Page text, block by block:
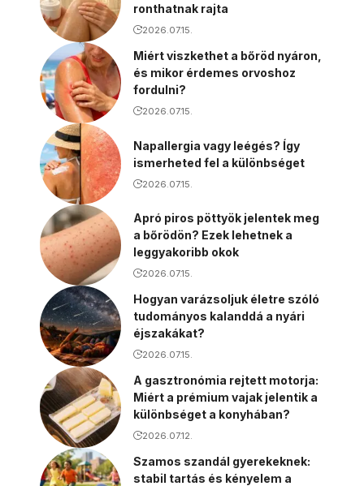
ronthatnak rajta
2026.07.15.
Miért viszkethet a bőröd nyáron,
és mikor érdemes orvoshoz
fordulni?
2026.07.15.
Napallergia vagy leégés? Így
ismerheted fel a különbséget
2026.07.15.
Apró piros pöttyök jelentek meg
a bőrödön? Ezek lehetnek a
leggyakoribb okok
2026.07.15.
Hogyan varázsoljuk életre szóló
tudományos kalanddá a nyári
éjszakákat?
2026.07.15.
A gasztronómia rejtett motorja:
Miért a prémium vajak jelentik a
különbséget a konyhában?
2026.07.12.
Szamos szandál gyerekeknek:
stabil tartás és kényelem a